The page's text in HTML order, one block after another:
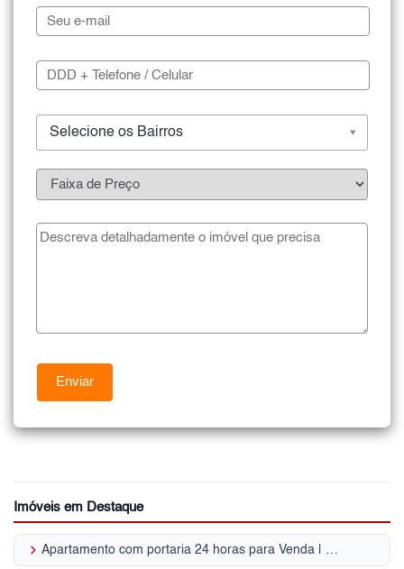
Selecione os Bairros
Imóveis em Destaque
keyboard_arrow_right Apartamento com portaria 24 horas para Venda | Vila Monte Alegre